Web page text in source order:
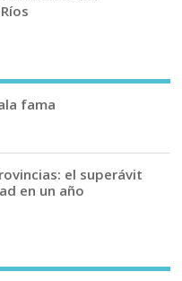
fama
el superávit
en un año